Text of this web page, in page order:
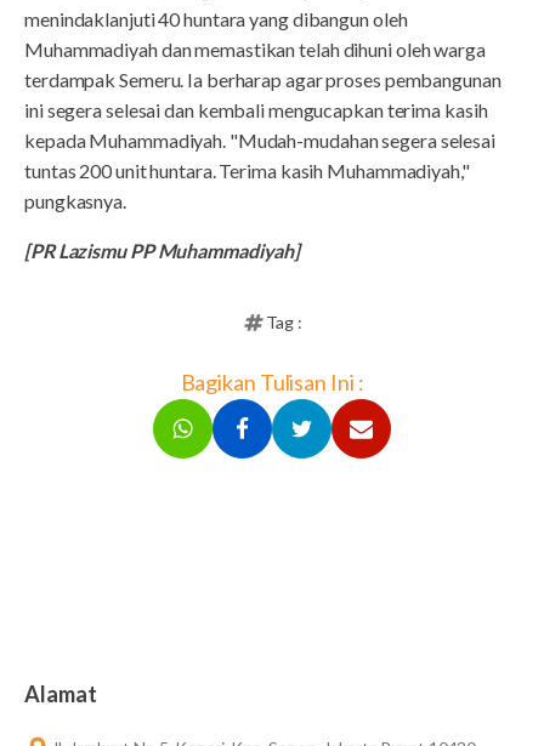
menindaklanjuti 40 huntara yang dibangun oleh
Muhammadiyah dan memastikan telah dihuni oleh warga
terdampak Semeru. Ia berharap agar proses pembangunan
ini segera selesai dan kembali mengucapkan terima kasih
kepada Muhammadiyah. "Mudah-mudahan segera selesai
tuntas 200 unit huntara. Terima kasih Muhammadiyah,"
pungkasnya.
[PR Lazismu PP Muhammadiyah]
Tag :
Bagikan Tulisan Ini :
Alamat